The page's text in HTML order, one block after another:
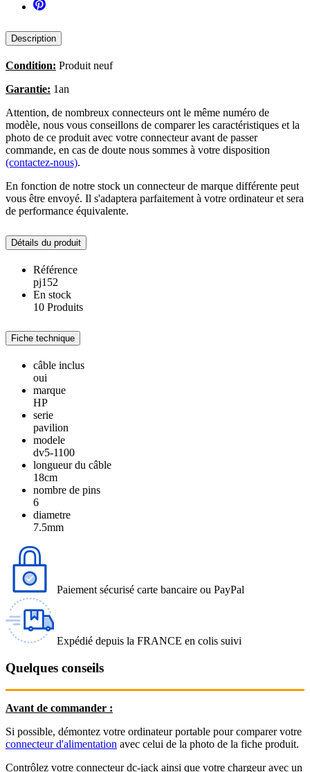
Description
Condition: Produit neuf
Garantie: 1an
Attention, de nombreux connecteurs ont le même numéro de
modèle, nous vous conseillons de comparer les caractéristiques et la
photo de ce produit avec votre connecteur avant de passer
commande, en cas de doute nous sommes à votre disposition
(contactez-nous).
En fonction de notre stock un connecteur de marque différente peut
vous être envoyé. Il s'adaptera parfaitement à votre ordinateur et sera
de performance équivalente.
Détails du produit
Référence
pj152
En stock
10 Produits
Fiche technique
câble inclus
oui
marque
HP
serie
pavilion
modele
dv5-1100
longueur du câble
18cm
nombre de pins
6
diametre
7.5mm
Paiement sécurisé carte bancaire ou PayPal
Expédié depuis la FRANCE en colis suivi
Quelques conseils
Avant de commander :
Si possible, démontez votre ordinateur portable pour comparer votre
connecteur d'alimentation avec celui de la photo de la fiche produit.
Contrôlez votre connecteur dc-jack ainsi que votre chargeur avec un